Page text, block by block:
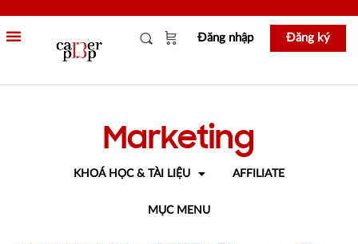
Đăng nhập Đăng ký
Marketing
KHOÁ HỌC & TÀI LIỆU AFFILIATE
MỤC MENU